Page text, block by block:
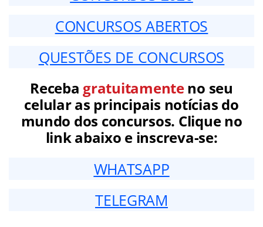
CONCURSOS ABERTOS
QUESTÕES DE CONCURSOS
Receba gratuitamenteno seu
celular as principais notícias do
mundo dos concursos. Clique no
link abaixo e inscreva-se:
WHATSAPP
TELEGRAM